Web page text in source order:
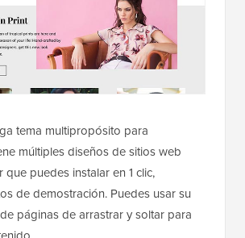
tema multipropósito para
múltiples diseños de sitios web
que puedes instalar en 1 clic,
de demostración. Puedes usar su
páginas de arrastrar y soltar para